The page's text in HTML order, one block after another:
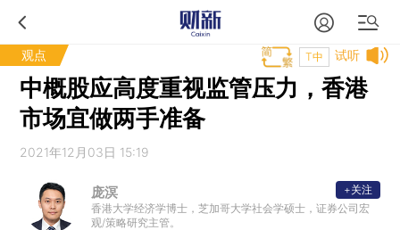
观点 试听
T中
中概股应高度重视监管压力，香港
市场宜做两手准备
2021年12月03日 15:19
庞溟
香港大学经济学博士，芝加哥大学社会学硕士，证券公司宏
观/策略研究主管。
+关注